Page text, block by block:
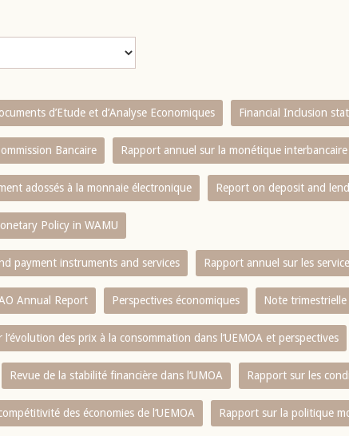
d’Etude et d’Analyse Economiques Financial Inclusion
Bancaire Rapport annuel sur la monétique interbancaire
adossés à la monnaie électronique Report on deposit and
Policy in WAMU
payment instruments and services Rapport annuel sur les
Annual Report Perspectives économiques Note
des prix à la consommation dans l‘UEMOA et perspectives
Revue de la stabilité financière dans l‘UMOA Rapport sur les
des économies de l‘UEMOA Rapport sur la politique